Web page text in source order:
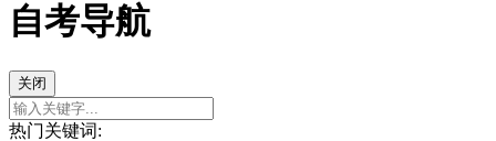
自考导航
关闭
热门关键词: